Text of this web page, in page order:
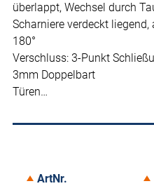
überlappt, Wechsel durch
Scharniere verdeckt
180°
Verschluss: 3-Punkt
3mm Doppelbart
Türen…
ArtNr.